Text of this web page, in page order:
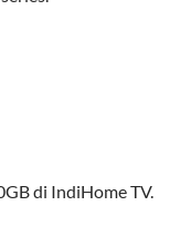
cepat baik
pada satu
bisa menikmati
di IndiHome TV.